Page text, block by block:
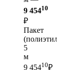
9 45410
₽
Пакет
5
м
9 45410₽